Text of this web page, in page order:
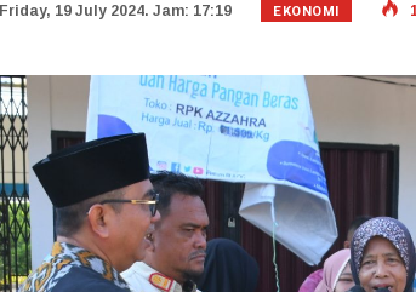
Friday, 19 July 2024. Jam: 17:19 EKONOMI